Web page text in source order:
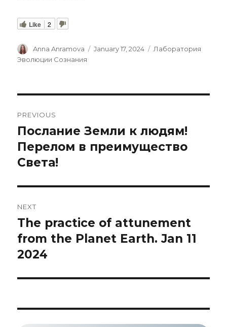
Like 2
Author
Anna Anramova
Posted
January 17, 2024 Categories
Лаборатория
Эволюции Сознания
navigation
PREVIOUS
Previous
post:
Послание Земли к людям!
Перелом в преимущество
Света!
NEXT
Next
post:
The practice of attunement
from the Planet Earth. Jan 11
2024